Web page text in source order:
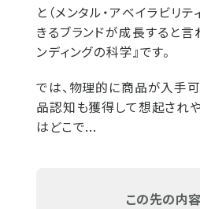
と（メンタル・アベイラビリテ
きるブランドが成長すると言
ンディングの科学』です。
では、物理的に商品が入手
品認知も獲得して想起され
はどこで...
この先の内